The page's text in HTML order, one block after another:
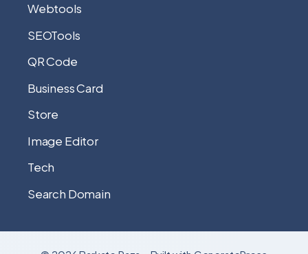
Webtools
SEOTools
QR Code
Business Card
Store
Image Editor
Tech
Search Domain